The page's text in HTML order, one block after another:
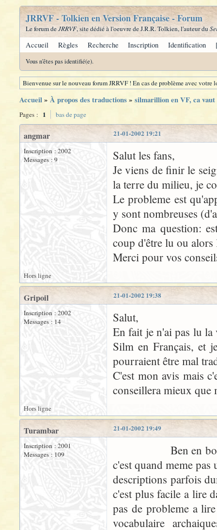
JRRVF - Tolkien en Version Française - Forum
Le forum deJRRVF, site dédié à l'oeuvre de J.R.R. Tolkien, l'auteur du
Accueil Règles Recherche Inscription Identification
Vous n'êtes pas identifié(e).
Bienvenue sur le nouveau forum JRRVF ! En cas de problème avec
Accueil» À propos des traductions» silmarillion en VF, ca vaut
Pages : 1 bas de page
21-01-2002 19:21
angmar
Inscription : 2002
Messages : 9
Salut les fans,
Je viens de finir le
la terre du milieu, je
Le probleme est
y sont nombreuses
Donc ma question:
coup d'être lu ou
Merci pour vos
Hors ligne
21-01-2002 19:38
Gripoil
Inscription : 2002
Messages : 14
Salut,
En fait je n'ai pas lu
Silm en Français, et
pourraient être mal
C'est mon avis mais
conseillera mieux que
Hors ligne
21-01-2002 19:49
Turambar
Inscription : 2001
Messages : 109
Ben en bon
c'est quand meme pas
descriptions parfois
c'est plus facile a lire
pas de probleme a
vocabulaire